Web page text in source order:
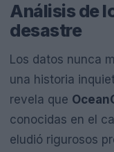
Análisis de
desastre
Los datos nunca
una historia
revela que
conocidas en el
eludió rigurosos